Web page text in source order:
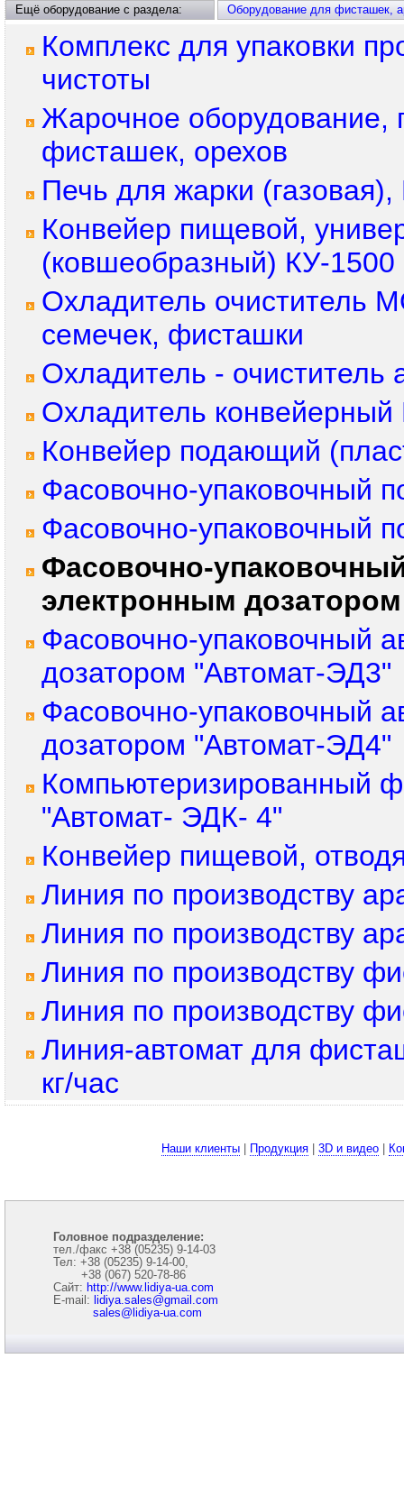
Ещё оборудование с раздела: Оборудование для фисташек,
Комплекс для упаковки
чистоты
Жарочное
фисташек, орехов
Печь для жарки
Конвейер пищевой,
(ковшеобразный) КУ-1500
Охладитель очиститель
семечек, фисташки
Охладитель -
Охладитель
Конвейер подающий
Фасовочно-упаковочный
Фасовочно-упаковочный
Фасовочно-
электронным
Фасовочно-упаковочный
дозатором "Автомат-ЭД3"
Фасовочно-упаковочный
дозатором "Автомат-ЭД4"
Компьютеризированный
"Автомат- ЭДК- 4"
Конвейер пищевой,
Линия по производству
Линия по производству
Линия по производству
Линия по производству
Линия-автомат для
кг/час
Наши клиенты| Продукция| 3D и видео|
Головное подразделение:
тел./факс +38 (05235) 9-14-03
Тел: +38 (05235) 9-14-00,
+38 (067) 520-78-86
Сайт: http://www.lidiya-ua.com
E-mail: lidiya.sales@gmail.com
sales@lidiya-ua.com